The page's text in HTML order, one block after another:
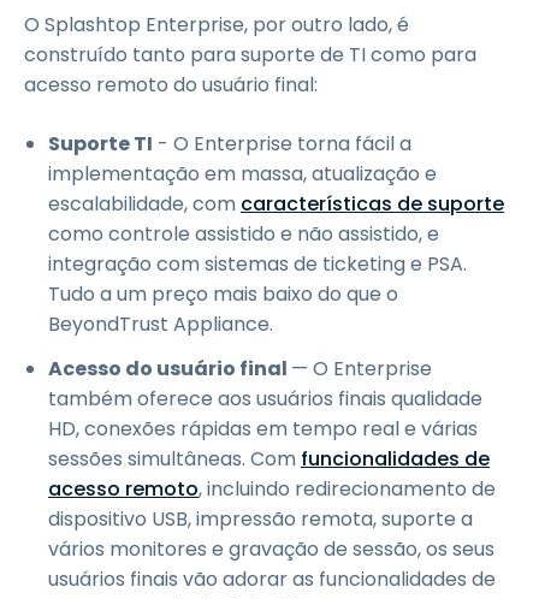
O Splashtop Enterprise, por outro lado, é
construído tanto para suporte de TI como para
acesso remoto do usuário final:
Suporte TI - O Enterprise torna fácil a
implementação em massa, atualização e
escalabilidade, com características de suporte
como controle assistido e não assistido, e
integração com sistemas de ticketing e PSA.
Tudo a um preço mais baixo do que o
BeyondTrust Appliance.
Acesso do usuário final — O Enterprise
também oferece aos usuários finais qualidade
HD, conexões rápidas em tempo real e várias
sessões simultâneas. Com funcionalidades de
acesso remoto, incluindo redirecionamento de
dispositivo USB, impressão remota, suporte a
vários monitores e gravação de sessão, os seus
usuários finais vão adorar as funcionalidades de